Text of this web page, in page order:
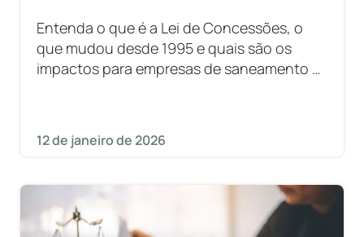
Entenda o que é a Lei de Concessões, o
que mudou desde 1995 e quais são os
impactos para empresas de saneamento e
12 de janeiro de 2026